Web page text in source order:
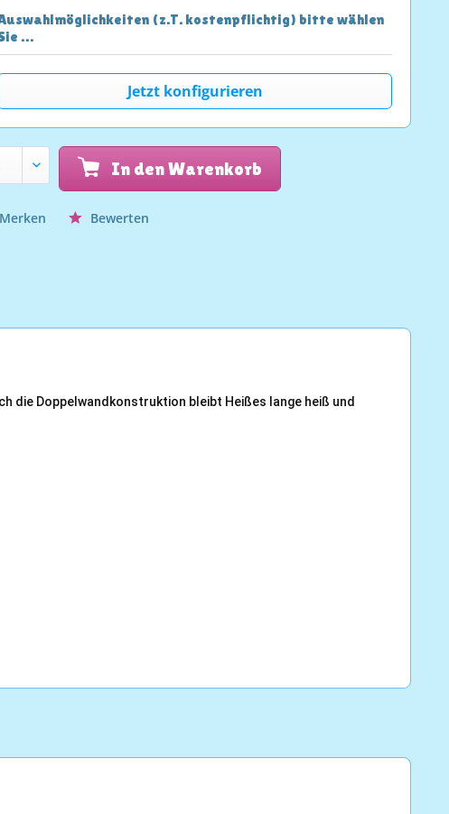
(z.T. kostenpflichtig) bitte wählen
…
Jetzt konfigurieren
In den Warenkorb
Merken Bewerten
die Doppelwandkonstruktion bleibt Heißes lange heiß und